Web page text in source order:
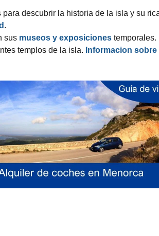
descubrir la historia de la isla y su
.
sus museos y exposiciones temporales.
templos de la isla. Informacion sobre